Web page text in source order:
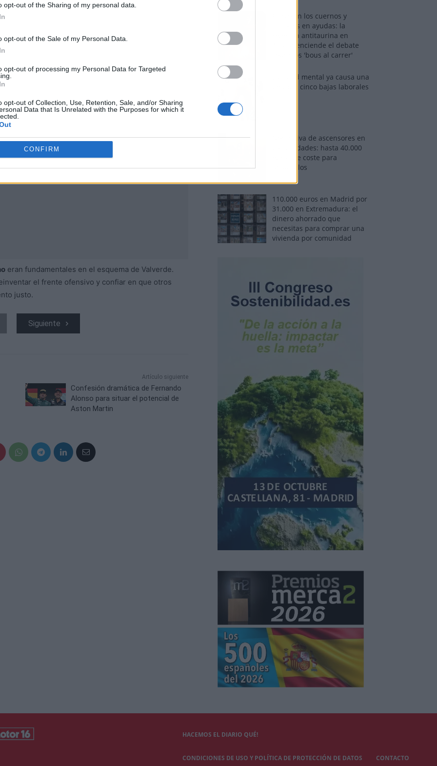
opt-out of the Sharing of my personal data.
opt-out of the Sale of my Personal Data.
opt-out of processing my Personal Data for Targeted
opt-out of Collection, Use, Retention, Sale, and/or Sharing
Data that Is Unrelated with the Purposes for which it
CONFIRM
Publicidad
eran fundamentales en el esquema de Valverde.
el frente ofensivo y confiar en que otros
justo.
Siguiente
Artículo siguiente
Confesión dramática de Fernando
Alonso para situar el potencial de
Aston Martin
Fuego en los cuernos y
millones en ayudas: la
rebelión antitaurina en
Alfafar enciende el debate
sobre los 'bous al carrer'
La salud mental ya causa una
de cada cinco bajas laborales
Normativa de ascensores en
comunidades: hasta 40.000
euros de coste para
adaptarlos
110.000 euros en Madrid por
31.000 en Extremadura: el
dinero ahorrado que
necesitas para comprar una
vivienda por comunidad
HACEMOS EL DIARIO QUÉ!
CONDICIONES DE USO Y POLÍTICA DE PROTECCIÓN DE DATOS CONTACTO